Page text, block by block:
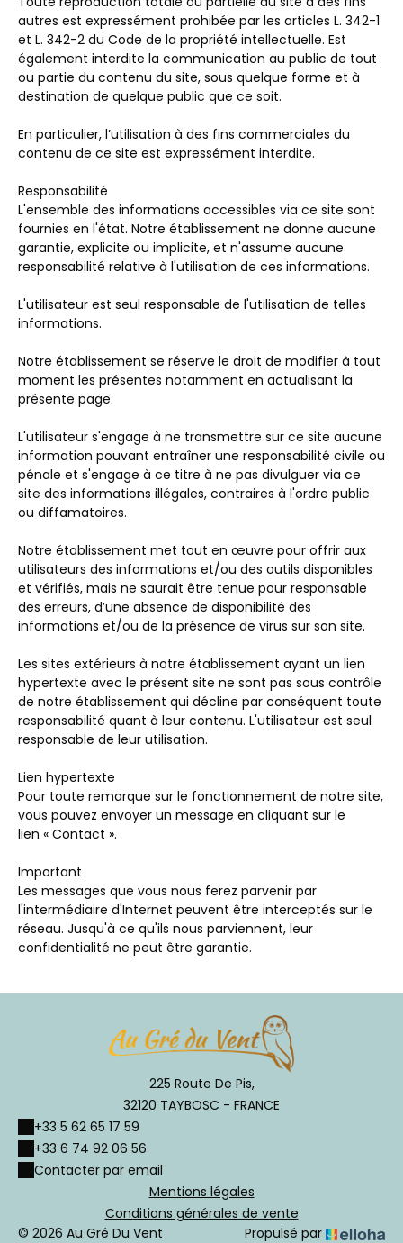
autres est expressément prohibée par les articles L. 342-1
et L. 342-2 du Code de la propriété intellectuelle. Est
également interdite la communication au public de tout
ou partie du contenu du site, sous quelque forme et à
destination de quelque public que ce soit.
En particulier, l’utilisation à des fins commerciales du
contenu de ce site est expressément interdite.
Responsabilité
L'ensemble des informations accessibles via ce site sont
fournies en l'état. Notre établissement ne donne aucune
garantie, explicite ou implicite, et n'assume aucune
responsabilité relative à l'utilisation de ces informations.
L'utilisateur est seul responsable de l'utilisation de telles
informations.
Notre établissement se réserve le droit de modifier à tout
moment les présentes notamment en actualisant la
présente page.
L'utilisateur s'engage à ne transmettre sur ce site aucune
information pouvant entraîner une responsabilité civile ou
pénale et s'engage à ce titre à ne pas divulguer via ce
site des informations illégales, contraires à l'ordre public
ou diffamatoires.
Notre établissement met tout en œuvre pour offrir aux
utilisateurs des informations et/ou des outils disponibles
et vérifiés, mais ne saurait être tenue pour responsable
des erreurs, d’une absence de disponibilité des
informations et/ou de la présence de virus sur son site.
Les sites extérieurs à notre établissement ayant un lien
hypertexte avec le présent site ne sont pas sous contrôle
de notre établissement qui décline par conséquent toute
responsabilité quant à leur contenu. L'utilisateur est seul
responsable de leur utilisation.
Lien hypertexte
Pour toute remarque sur le fonctionnement de notre site,
vous pouvez envoyer un message en cliquant sur le
lien « Contact ».
Important
Les messages que vous nous ferez parvenir par
l'intermédiaire d'Internet peuvent être interceptés sur le
réseau. Jusqu'à ce qu'ils nous parviennent, leur
confidentialité ne peut être garantie.
225 Route De Pis,
32120 TAYBOSC - FRANCE
+33 5 62 65 17 59
+33 6 74 92 06 56
Contacter par email
Mentions légales
Conditions générales de vente
© 2026 Au Gré Du Vent
Propulsé par